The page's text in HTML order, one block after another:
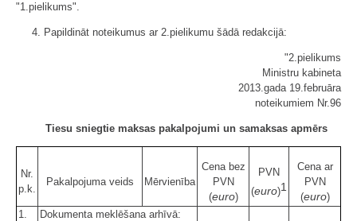
"1.pielikums".
4. Papildināt noteikumus ar 2.pielikumu šādā redakcijā:
"2.pielikums
Ministru kabineta
2013.gada 19.februāra
noteikumiem Nr.96
Tiesu sniegtie maksas pakalpojumi un samaksas apmērs
Nr.
p.k.
Pakalpojuma veids Mērvienība
Cena bez
PVN
(euro)
PVN
(euro)1
Cena ar
PVN
(euro)
1.
Dokumenta meklēšana arhīvā: